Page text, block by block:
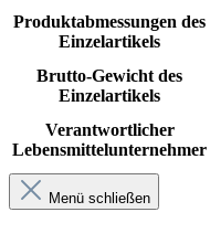
Produktabmessungen des
Einzelartikels
Brutto-Gewicht des
Einzelartikels
Verantwortlicher
Lebensmittelunternehmer
Menü schließen